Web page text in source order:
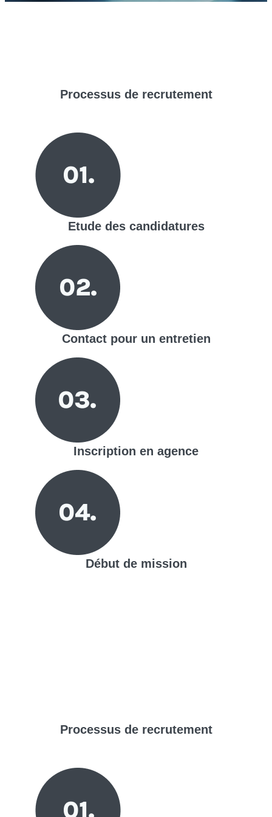
Processus de recrutement
Etude des candidatures
Contact pour un entretien
Inscription en agence
Début de mission
Processus de recrutement